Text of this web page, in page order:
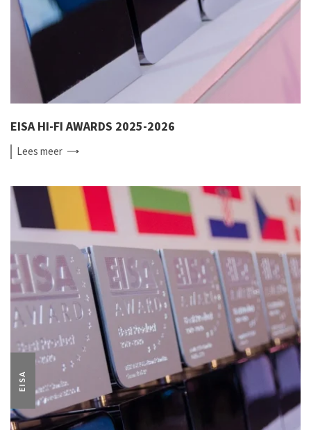
EISA HI-FI AWARDS 2025-2026
Leesmeer
EISA